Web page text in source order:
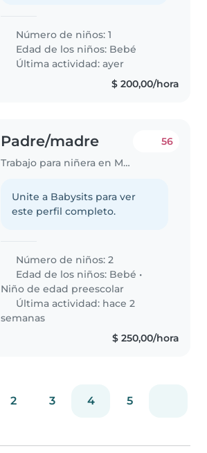
Número de niños: 1
Edad de los niños: Bebé
Última actividad: ayer
$ 200,00/hora
Padre/madre
Trabajo para niñera en Montevideo
56
Unite a Babysits para ver
este perfil completo.
Número de niños: 2
Edad de los niños: Bebé •
Niño de edad preescolar
Última actividad: hace 2
semanas
$ 250,00/hora
2 3 4 5